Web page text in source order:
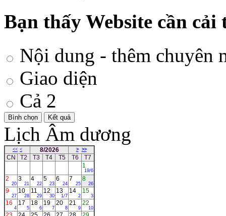
Bạn thấy Website cần cải
Nội dung - thêm chuyên
Giao diện
Cả 2
Lịch Âm dương